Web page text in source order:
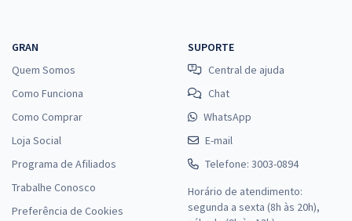
GRAN
Quem Somos
Como Funciona
Como Comprar
Loja Social
Programa de Afiliados
Trabalhe Conosco
Preferência de Cookies
SUPORTE
Central de ajuda
Chat
WhatsApp
E-mail
Telefone: 3003-0894
Horário de atendimento:
segunda a sexta (8h às 20h),